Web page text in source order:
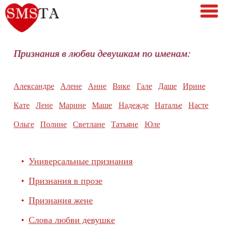
Признания в любви девушкам по именам:
Александре Алене Анне Вике Гале Даше Ирине
Кате Лене Марине Маше Надежде Наталье Насте
Ольге Полине Светлане Татьяне Юле
Универсальные признания
Признания в прозе
Признания жене
Слова любви девушке